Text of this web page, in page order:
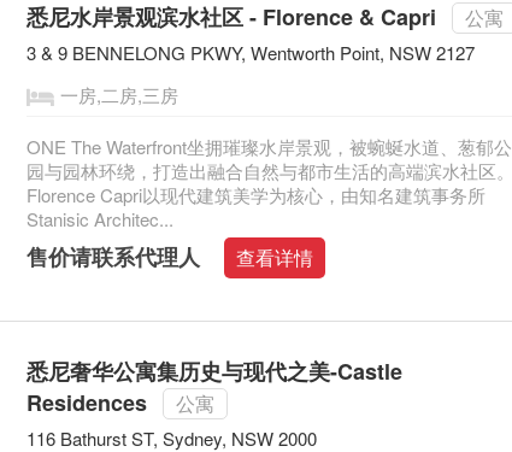
悉尼水岸景观滨水社区 - Florence & Capri 公寓
3 & 9 BENNELONG PKWY, Wentworth Point, NSW 2127
一房,二房,三房
ONE The Waterfront坐拥璀璨水岸景观，被蜿蜒水道、葱郁公
园与园林环绕，打造出融合自然与都市生活的高端滨水社区。
Florence Capri以现代建筑美学为核心，由知名建筑事务所
Stanisic Architec...
售价请联系代理人 查看详情
悉尼奢华公寓集历史与现代之美-Castle
Residences
公寓
116 Bathurst ST, Sydney, NSW 2000